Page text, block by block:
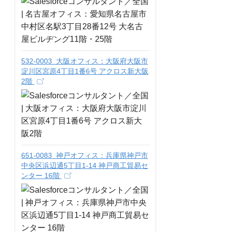
532-0003 大阪オフィス：大阪府大阪市
淀川区宮原4丁目1番6号 アクロス新大阪
2階
651-0083 神戸オフィス：兵庫県神戸市
中央区浜辺通5丁目1-14 神戸商工貿易セ
ンター 16階